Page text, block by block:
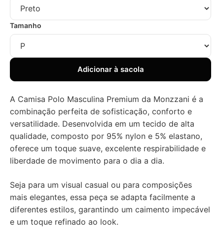
Tamanho
Adicionar à sacola
A Camisa Polo Masculina Premium da Monzzani é a
combinação perfeita de sofisticação, conforto e
versatilidade. Desenvolvida em um tecido de alta
qualidade, composto por 95% nylon e 5% elastano,
oferece um toque suave, excelente respirabilidade e
liberdade de movimento para o dia a dia.
Seja para um visual casual ou para composições
mais elegantes, essa peça se adapta facilmente a
diferentes estilos, garantindo um caimento impecável
e um toque refinado ao look.